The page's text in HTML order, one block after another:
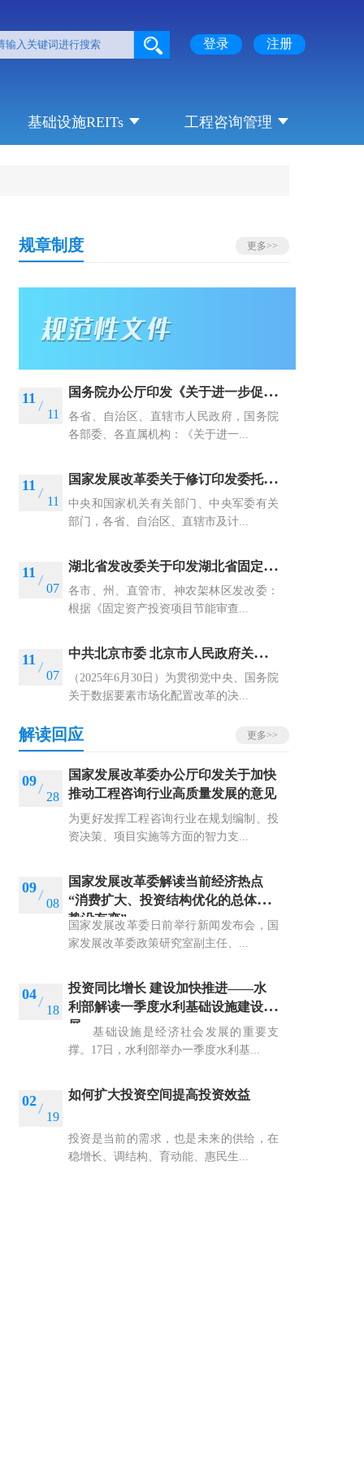
登录 注册
基础设施REITs 工程咨询管理
更多>>
规章制度
11
11
国
务院办公厅印发《关于进一步促进民间投资发展的若干措施》的通知
各省、自治区、直辖市人民政府，国务院
各部委、各直属机构：《关于进一...
11
11
国
家发展改革委关于修订印发委托投资咨询评估管理办法的通知
中央和国家机关有关部门、中央军委有关
部门，各省、自治区、直辖市及计...
11
07
湖
北省发改委关于印发湖北省固定资产投资项目节能审查和碳排放评价实施办法的通知
各市、州、直管市、神农架林区发改委：
根据《固定资产投资项目节能审查...
11
07
中
共北京市委 北京市人民政府关于建设数据要素综合试验区 深化数据要素市场化配置改革的实施意见
（2025年6月30日）为贯彻党中央、国务院
关于数据要素市场化配置改革的决...
更多>>
解读回应
09
28
国家发展改革委办公厅印发关于加快
推动工程咨询行业高质量发展的意见
为更好发挥工程咨询行业在规划编制、投
资决策、项目实施等方面的智力支...
09
08
国家发展改革委解读当前经济热点
“消费扩大、投资结构优化的总体态
势没有变”
国家发展改革委日前举行新闻发布会，国
家发展改革委政策研究室副主任、...
04
18
投资同比增长 建设加快推进——水
利部解读一季度水利基础设施建设进
展基础设施是经济社会发展的重要支
撑。17日，水利部举办一季度水利基...
02
19
如何扩大投资空间提高投资效益
投资是当前的需求，也是未来的供给，在
稳增长、调结构、育动能、惠民生...